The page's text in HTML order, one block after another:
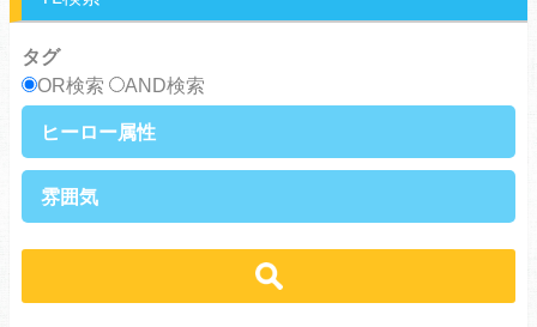
タグ
OR検索
AND検索
ヒーロー属性
王族・貴族
俺様
雰囲気
禁断・背徳
ロマンス